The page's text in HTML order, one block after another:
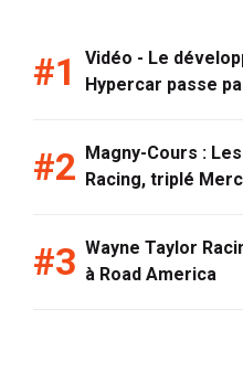
Vidéo - Le
Hypercar passe
Magny-Cours :
Racing, triplé
Wayne Taylor
à Road America